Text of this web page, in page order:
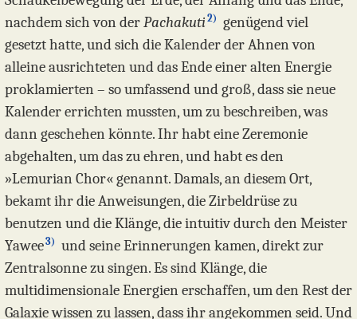
nachdem sich von derPachakuti 2) genügend viel
gesetzt hatte, und sich die Kalender der Ahnen von
alleine ausrichteten und das Ende einer alten Energie
proklamierten – so umfassend und groß, dass sie neue
Kalender errichten mussten, um zu beschreiben, was
dann geschehen könnte. Ihr habt eine Zeremonie
abgehalten, um das zu ehren, und habt es den
»Lemurian Chor« genannt. Damals, an diesem Ort,
bekamt ihr die Anweisungen, die Zirbeldrüse zu
benutzen und die Klänge, die intuitiv durch den Meister
Yawee3) und seine Erinnerungen kamen, direkt zur
Zentralsonne zu singen. Es sind Klänge, die
multidimensionale Energien erschaffen, um den Rest der
Galaxie wissen zu lassen, dass ihr angekommen seid. Und